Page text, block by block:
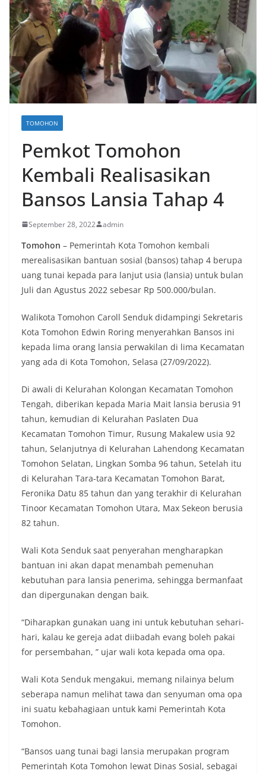
TOMOHON
Pemkot Tomohon
Kembali Realisasikan
Bansos Lansia Tahap 4
September 28, 2022 admin
Tomohon – Pemerintah Kota Tomohon kembali
merealisasikan bantuan sosial (bansos) tahap 4 berupa
uang tunai kepada para lanjut usia (lansia) untuk bulan
Juli dan Agustus 2022 sebesar Rp 500.000/bulan.
Walikota Tomohon Caroll Senduk didampingi Sekretaris
Kota Tomohon Edwin Roring menyerahkan Bansos ini
kepada lima orang lansia perwakilan di lima Kecamatan
yang ada di Kota Tomohon, Selasa (27/09/2022).
Di awali di Kelurahan Kolongan Kecamatan Tomohon
Tengah, diberikan kepada Maria Mait lansia berusia 91
tahun, kemudian di Kelurahan Paslaten Dua
Kecamatan Tomohon Timur, Rusung Makalew usia 92
tahun, Selanjutnya di Kelurahan Lahendong Kecamatan
Tomohon Selatan, Lingkan Somba 96 tahun, Setelah itu
di Kelurahan Tara-tara Kecamatan Tomohon Barat,
Feronika Datu 85 tahun dan yang terakhir di Kelurahan
Tinoor Kecamatan Tomohon Utara, Max Sekeon berusia
82 tahun.
Wali Kota Senduk saat penyerahan mengharapkan
bantuan ini akan dapat menambah pemenuhan
kebutuhan para lansia penerima, sehingga bermanfaat
dan dipergunakan dengan baik.
“Diharapkan gunakan uang ini untuk kebutuhan sehari-
hari, kalau ke gereja adat diibadah evang boleh pakai
for persembahan, ” ujar wali kota kepada oma opa.
Wali Kota Senduk mengakui, memang nilainya belum
seberapa namun melihat tawa dan senyuman oma opa
ini suatu kebahagiaan untuk kami Pemerintah Kota
Tomohon.
“Bansos uang tunai bagi lansia merupakan program
Pemerintah Kota Tomohon lewat Dinas Sosial, sebagai